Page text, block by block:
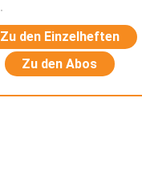
Zu den Einzelheften
Zu den Abos